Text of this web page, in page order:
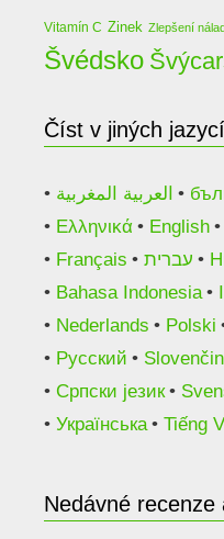
Vitamín C Zinek Zlepšení
Švédsko
Číst v jiných
العربية المغربية
Ελληνικά
English
Français
עברית
Bahasa Indonesia
Nederlands
Polski
Русский
Српски језик
Українська
Tiếng
Nedávné recenze